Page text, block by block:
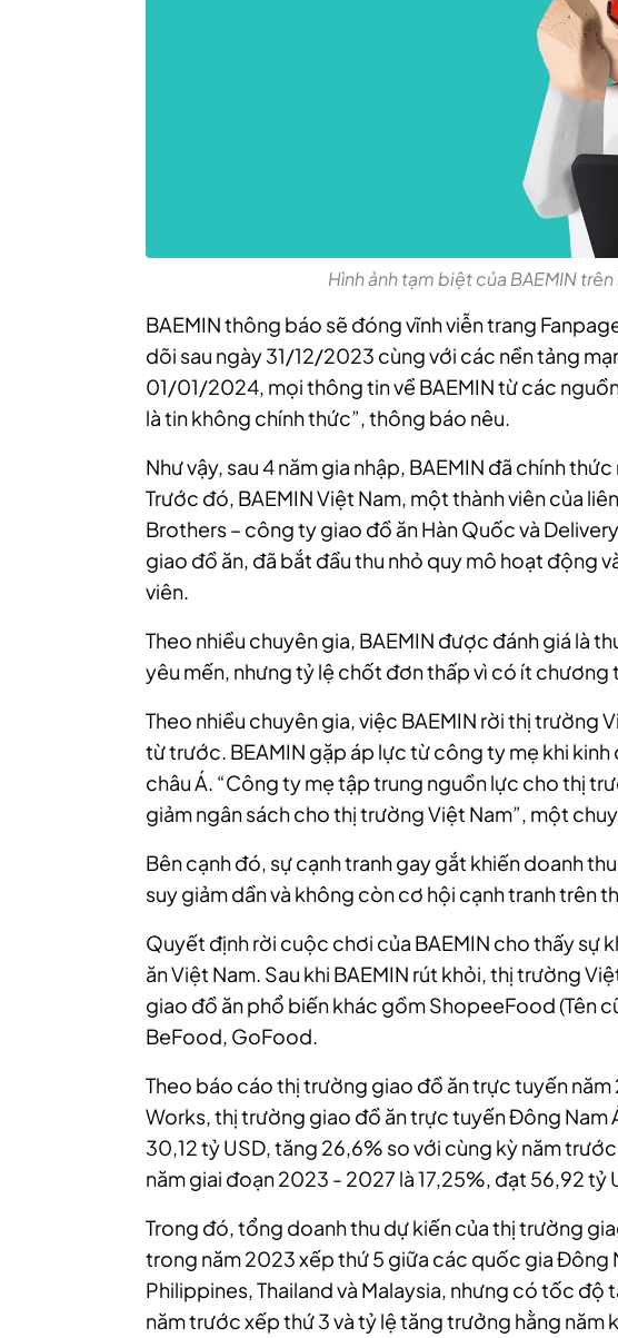
Hình ảnh tạm biệt của BAEMIN
BAEMIN thông báo sẽ đóng vĩnh viễn trang
dõi sau ngày 31/12/2023 cùng với các nền tảng
01/01/2024, mọi thông tin về BAEMIN từ các
là tin không chính thức”, thông báo nêu.
Như vậy, sau 4 năm gia nhập, BAEMIN đã chính
Trước đó, BAEMIN Việt Nam, một thành viên của
Brothers – công ty giao đồ ăn Hàn Quốc và
giao đồ ăn, đã bắt đầu thu nhỏ quy mô hoạt động
viên.
Theo nhiều chuyên gia, BAEMIN được đánh giá là
yêu mến, nhưng tỷ lệ chốt đơn thấp vì có ít chương
Theo nhiều chuyên gia, việc BAEMIN rời thị trường
từ trước. BEAMIN gặp áp lực từ công ty mẹ khi kinh
châu Á. “Công ty mẹ tập trung nguồn lực cho thị
giảm ngân sách cho thị trường Việt Nam”, một
Bên cạnh đó, sự cạnh tranh gay gắt khiến doanh
suy giảm dần và không còn cơ hội cạnh tranh trên
Quyết định rời cuộc chơi của BAEMIN cho thấy sự
ăn Việt Nam. Sau khi BAEMIN rút khỏi, thị trường
giao đồ ăn phổ biến khác gồm ShopeeFood (Tên
BeFood, GoFood.
Theo báo cáo thị trường giao đồ ăn trực tuyến
Works, thị trường giao đồ ăn trực tuyến Đông Nam
30,12 tỷ USD, tăng 26,6% so với cùng kỳ năm
năm giai đoạn 2023 - 2027 là 17,25%, đạt 56,92 tỷ
Trong đó, tổng doanh thu dự kiến của thị trường
trong năm 2023 xếp thứ 5 giữa các quốc gia Đông
Philippines, Thailand và Malaysia, nhưng có tốc
năm trước xếp thứ 3 và tỷ lệ tăng trưởng hằng